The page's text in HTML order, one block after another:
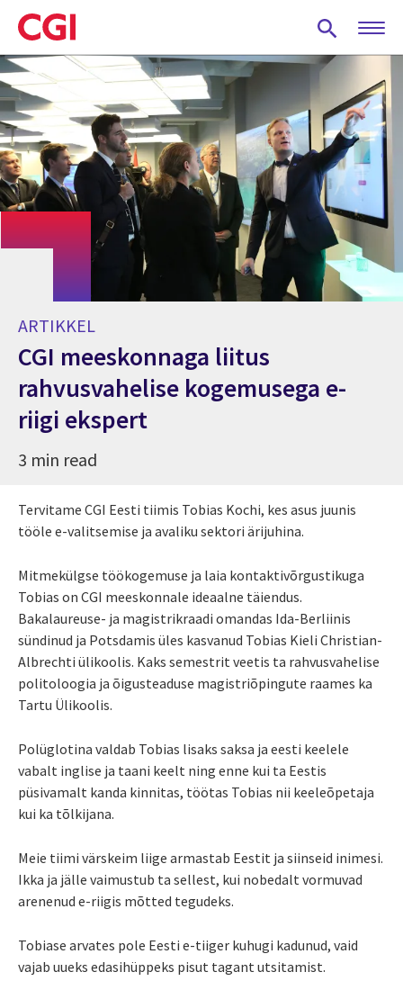
Skip
to
main
content
ARTIKKEL
CGI meeskonnaga liitus
rahvusvahelise kogemusega e-
riigi ekspert
3 min read
Tervitame CGI Eesti tiimis Tobias Kochi, kes asus juunis
tööle e-valitsemise ja avaliku sektori ärijuhina.
Mitmekülgse töökogemuse ja laia kontaktivõrgustikuga
Tobias on CGI meeskonnale ideaalne täiendus.
Bakalaureuse- ja magistrikraadi omandas Ida-Berliinis
sündinud ja Potsdamis üles kasvanud Tobias Kieli Christian-
Albrechti ülikoolis. Kaks semestrit veetis ta rahvusvahelise
politoloogia ja õigusteaduse magistriõpingute raames ka
Tartu Ülikoolis.
Polüglotina valdab Tobias lisaks saksa ja eesti keelele
vabalt inglise ja taani keelt ning enne kui ta Eestis
püsivamalt kanda kinnitas, töötas Tobias nii keeleõpetaja
kui ka tõlkijana.
Meie tiimi värskeim liige armastab Eestit ja siinseid inimesi.
Ikka ja jälle vaimustub ta sellest, kui nobedalt vormuvad
arenenud e-riigis mõtted tegudeks.
Tobiase arvates pole Eesti e-tiiger kuhugi kadunud, vaid
vajab uueks edasihüppeks pisut tagant utsitamist.